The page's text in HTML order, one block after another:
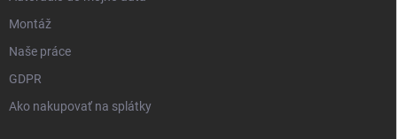
Montáž
Naše práce
GDPR
Ako nakupovať na splátky